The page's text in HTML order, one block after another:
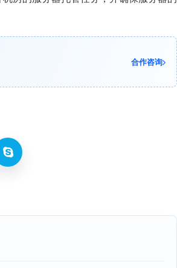
合作咨询